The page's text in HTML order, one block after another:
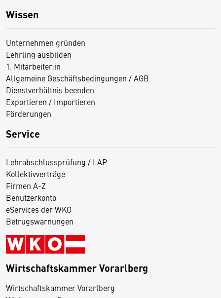
Wissen
Unternehmen gründen
Lehrling ausbilden
1. Mitarbeiter:in
Allgemeine Geschäftsbedingungen / AGB
Dienstverhältnis beenden
Exportieren / Importieren
Förderungen
Service
Lehrabschlussprüfung / LAP
Kollektivverträge
Firmen A-Z
Benutzerkonto
eServices der WKO
Betrugswarnungen
Wirtschaftskammer Vorarlberg
Wirtschaftskammer Vorarlberg
D